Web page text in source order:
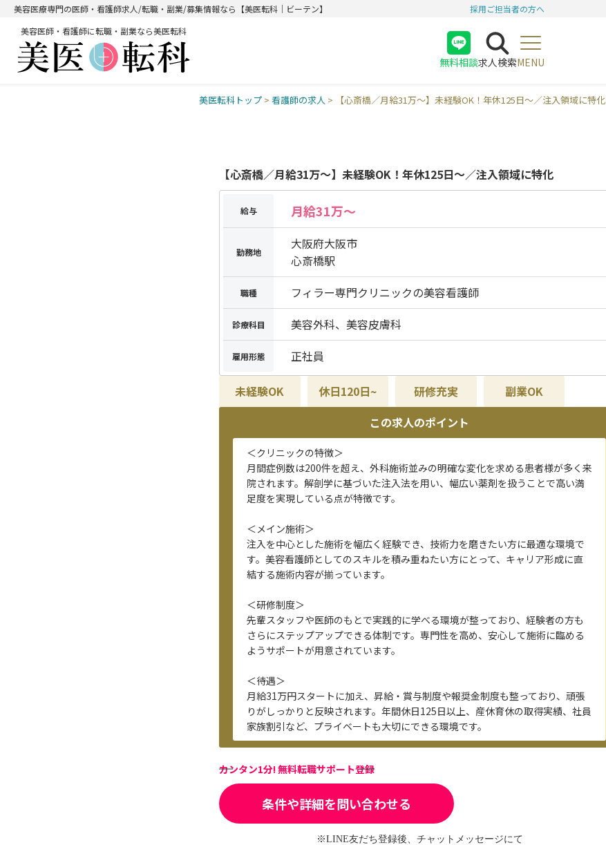
美容医療専門の医師・看護師求人/転職・副業/募集情報なら【美医転科｜ビーテン】
採用ご担当者の方へ
美容医師・看護師に転職・副業なら美医転科
無料相談
医師
求人検索MENU
美医転科トップ > 看護師の求人 > 【心斎橋／月給31万〜】未経験OK！年休125日〜／注入領域に特化
【心斎橋／月給31万〜】未経験OK！年休125日〜／注入領域に特化
給与 月給31万～
勤務地
大阪府大阪市
心斎橋駅
職種 フィラー専門クリニックの美容看護師
診療科目 美容外科、美容皮膚科
雇用形態 正社員
未経験OK 休日120日~ 研修充実
副業OK
この求人のポイント
＜クリニックの特徴＞
月間症例数は200件を超え、外科施術並みの明確な変化を求める患者様が多く来
院されます。解剖学に基づいた注入法を用い、幅広い薬剤を扱うことで高い満
足度を実現している点が特徴です。
＜メイン施術＞
注入を中心とした施術を幅広く経験でき、技術力を磨きたい方に最適な環境で
す。美容看護師としてのスキルを積み重ねたい方にとって、キャリア形成に直
結する施術内容が揃っています。
＜研修制度＞
先輩スタッフや医師のもとで実践的に学べる環境が整っており、経験者の方も
さらにステップアップできる体制です。専門性を高め、安心して施術に臨める
ようサポートが用意されています。
＜待遇＞
月給31万円スタートに加え、昇給・賞与制度や報奨金制度も整っており、頑張
りがしっかりと反映されます。年間休日125日以上、産休育休の取得実績、社員
家族割引など、プライベートも大切にできる環境です。
カンタン1分! 無料転職サポート登録
条件や詳細を問い合わせる
※LINE友だち登録後、チャットメッセージにて